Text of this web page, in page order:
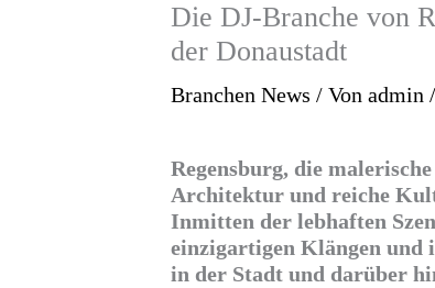
Die DJ-Branche von
der Donaustadt
Branchen News / Von admin /
Regensburg, die
Architektur und reiche
Inmitten der lebhaften
einzigartigen Klängen und
in der Stadt und darüber